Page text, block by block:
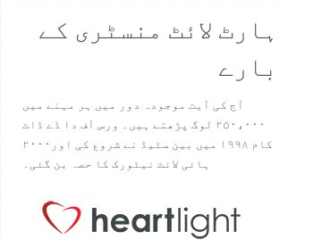
ہارٹ لائٹ منسٹری کے
بارے
آج کی آیت موجودہ دور میں ہر مہنے میں
۲۵۰،۰۰۰ لوگ پڑھتے ہیں۔ ورس آف دا ڈے ڈاٹ
کام ۱۹۹۸ میں بین سٹیڈ نے شروع کی اور۲۰۰۰
ہائی لائٹ نیٹورک کا حصہ بن گئی۔